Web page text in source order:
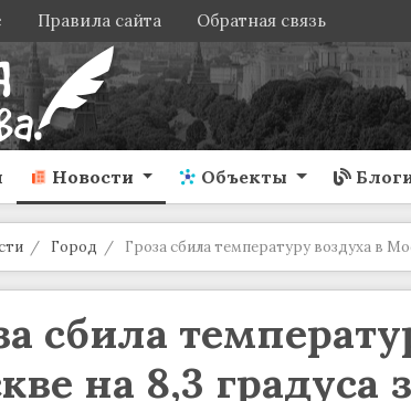
Правила сайта Обратная связь
Новости Объекты
Город Гроза сбила температуру воздуха в
сбила
на 8,3 градуса